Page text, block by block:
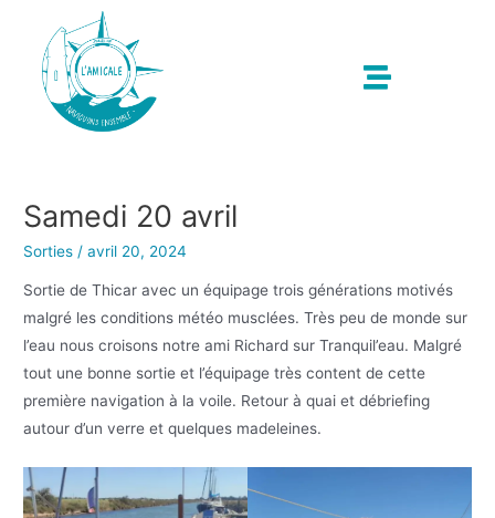
Samedi 20 avril
Sorties /avril 20, 2024
Sortie de Thicar avec un équipage trois générations motivés
malgré les conditions météo musclées. Très peu de monde sur
l’eau nous croisons notre ami Richard sur Tranquil’eau. Malgré
tout une bonne sortie et l’équipage très content de cette
première navigation à la voile. Retour à quai et débriefing
autour d’un verre et quelques madeleines.